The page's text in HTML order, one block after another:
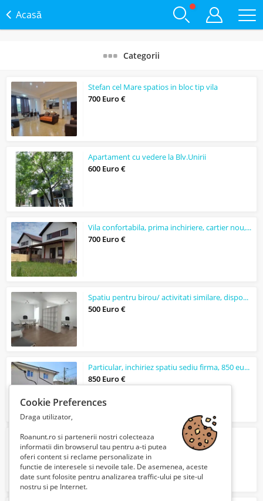
Acasă
Categorii
Stefan cel Mare spatios in bloc tip vila
700 Euro €
Apartament cu vedere la Blv.Unirii
600 Euro €
Vila confortabila, prima inchiriere, cartier nou, 7.5 km de Brasov.
700 Euro €
Spatiu pentru birou/ activitati similare, disponibil imediat.
500 Euro €
Particular, inchiriez spatiu sediu firma, 850 euro/ luna,Lacul Morii/ Giulesti
850 Euro €
Apartament cu doua camere de vanzare
59900 Lei
Cookie Preferences
Draga utilizator,
Roanunt.ro si partenerii nostri colecteaza
informatii din browserul tau pentru a-ti putea
oferi content si reclame personalizate in
functie de interesele si nevoile tale. De asemenea, aceste
date sunt folosite pentru analizarea traffic-ului pe site-ul
nostru si pe Internet.